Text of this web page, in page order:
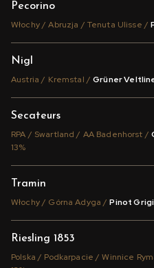
Pecorino
Włochy / Abruzja / Tenuta Ulisse /
Nigl
Austria / Kremstal /Grüner
Secateurs
RPA / Swartland / AA Badenhorst /
13%
Tramin
Włochy / Górna Adyga /Pinot
Riesling 1853
Polska / Podkarpacie / Winnice